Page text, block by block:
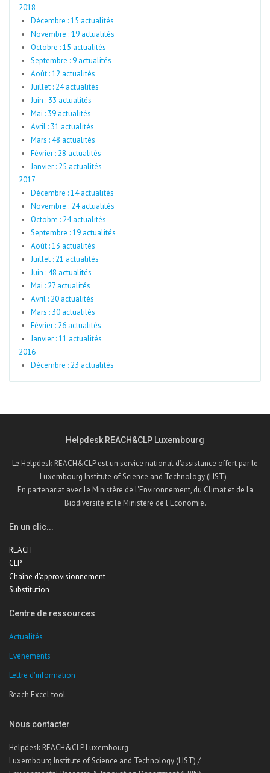
2018
Décembre : 15 actualités
Novembre : 19 actualités
Octobre : 15 actualités
Septembre : 9 actualités
Août : 12 actualités
Juillet : 24 actualités
Juin : 33 actualités
Mai : 39 actualités
Avril : 31 actualités
Mars : 48 actualités
Février : 28 actualités
Janvier : 25 actualités
2017
Décembre : 14 actualités
Novembre : 24 actualités
Octobre : 24 actualités
Septembre : 19 actualités
Août : 13 actualités
Juillet : 21 actualités
Juin : 48 actualités
Mai : 27 actualités
Avril : 20 actualités
Mars : 30 actualités
Février : 26 actualités
Janvier : 11 actualités
2016
Décembre : 23 actualités
Helpdesk REACH&CLP Luxembourg
Le Helpdesk REACH&CLP est un service national d'assistance offert par le
Luxembourg Institute of Science and Technology (LIST) -
En partenariat avec le Ministère de l'Environnement, du Climat et de la
Biodiversité et le Ministère de l'Economie.
En un clic...
REACH
CLP
Chaîne d'approvisionnement
Substitution
Centre de ressources
Actualités
Evénements
Lettre d'information
Reach Excel tool
Nous contacter
Helpdesk REACH&CLP Luxembourg
Luxembourg Institute of Science and Technology (LIST) /